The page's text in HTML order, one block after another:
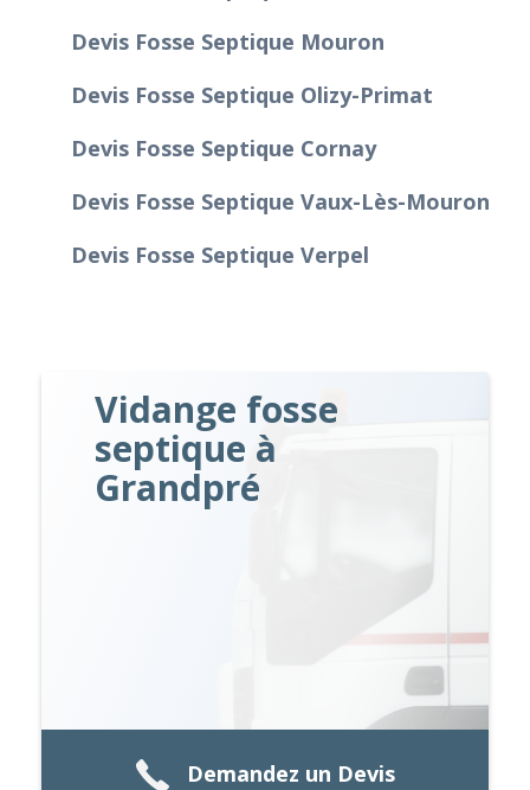
Devis Fosse Septique Mouron
Devis Fosse Septique Olizy-Primat
Devis Fosse Septique Cornay
Devis Fosse Septique Vaux-Lès-Mouron
Devis Fosse Septique Verpel
Vidange fosse
septique à
Grandpré
Demandez un Devis